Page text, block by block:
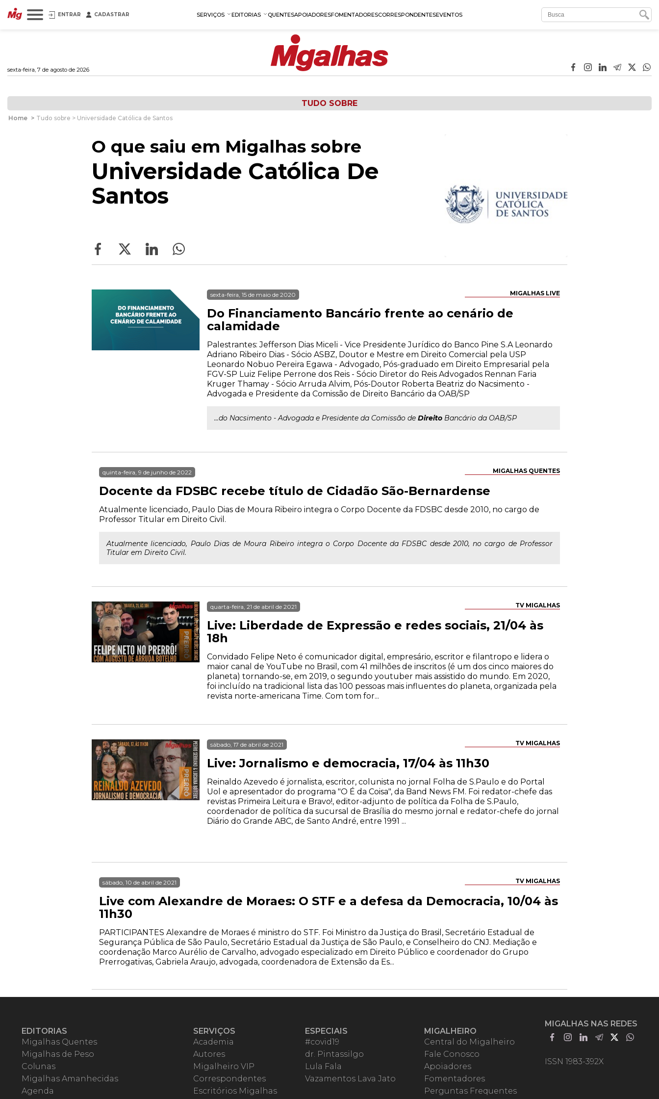
ENTRAR CADASTRAR SERVIÇOS EDITORIAS QUENTESAPOIADORESFOMENTADORESCORRESPONDENTESEVENTOS
sexta-feira, 7 de agosto de 2026
TUDO SOBRE
Home > Tudo sobre > Universidade Católica de Santos
O que saiu em Migalhas sobre
Universidade Católica De
Santos
MIGALHAS LIVE
sexta-feira, 15 de maio de 2020
Do Financiamento Bancário frente ao cenário de
calamidade
Palestrantes: Jefferson Dias Miceli - Vice Presidente Jurídico do Banco Pine S.A Leonardo
Adriano Ribeiro Dias - Sócio ASBZ, Doutor e Mestre em Direito Comercial pela USP
Leonardo Nobuo Pereira Egawa - Advogado, Pós-graduado em Direito Empresarial pela
FGV-SP Luiz Felipe Perrone dos Reis - Sócio Diretor do Reis Advogados Rennan Faria
Kruger Thamay - Sócio Arruda Alvim, Pós-Doutor Roberta Beatriz do Nacsimento -
Advogada e Presidente da Comissão de Direito Bancário da OAB/SP
...do Nacsimento - Advogada e Presidente da Comissão de Direito Bancário da OAB/SP
MIGALHAS QUENTES
quinta-feira, 9 de junho de 2022
Docente da FDSBC recebe título de Cidadão São-Bernardense
Atualmente licenciado, Paulo Dias de Moura Ribeiro integra o Corpo Docente da FDSBC desde 2010, no cargo de
Professor Titular em Direito Civil.
Atualmente licenciado, Paulo Dias de Moura Ribeiro integra o Corpo Docente da FDSBC desde 2010, no cargo de Professor
Titular em Direito Civil.
TV MIGALHAS
quarta-feira, 21 de abril de 2021
Live: Liberdade de Expressão e redes sociais, 21/04 às
18h
Convidado Felipe Neto é comunicador digital, empresário, escritor e filantropo e lidera o
maior canal de YouTube no Brasil, com 41 milhões de inscritos (é um dos cinco maiores do
planeta) tornando-se, em 2019, o segundo youtuber mais assistido do mundo. Em 2020,
foi incluído na tradicional lista das 100 pessoas mais influentes do planeta, organizada pela
revista norte-americana Time. Com tom for...
TV MIGALHAS
sábado, 17 de abril de 2021
Live: Jornalismo e democracia, 17/04 às 11h30
Reinaldo Azevedo é jornalista, escritor, colunista no jornal Folha de S.Paulo e do Portal
Uol e apresentador do programa "O É da Coisa", da Band News FM. Foi redator-chefe das
revistas Primeira Leitura e Bravo!, editor-adjunto de política da Folha de S.Paulo,
coordenador de política da sucursal de Brasília do mesmo jornal e redator-chefe do jornal
Diário do Grande ABC, de Santo André, entre 1991 ...
TV MIGALHAS
sábado, 10 de abril de 2021
Live com Alexandre de Moraes: O STF e a defesa da Democracia, 10/04 às
11h30
PARTICIPANTES Alexandre de Moraes é ministro do STF. Foi Ministro da Justiça do Brasil, Secretário Estadual de
Segurança Pública de São Paulo, Secretário Estadual da Justiça de São Paulo, e Conselheiro do CNJ. Mediação e
coordenação Marco Aurélio de Carvalho, advogado especializado em Direito Público e coordenador do Grupo
Prerrogativas, Gabriela Araujo, advogada, coordenadora de Extensão da Es...
EDITORIAS
Migalhas Quentes
Migalhas de Peso
Colunas
Migalhas Amanhecidas
Agenda
SERVIÇOS
Academia
Autores
Migalheiro VIP
Correspondentes
Escritórios Migalhas
ESPECIAIS
#covid19
dr. Pintassilgo
Lula Fala
Vazamentos Lava Jato
MIGALHEIRO
Central do Migalheiro
Fale Conosco
Apoiadores
Fomentadores
Perguntas Frequentes
MIGALHAS NAS REDES
ISSN 1983-392X